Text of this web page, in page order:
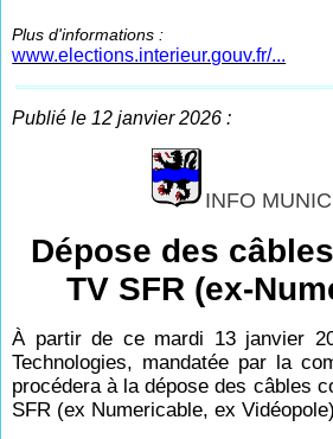
Plus d'informations :
www.elections.interieur.gouv.fr/...
Publié le 12 janvier 2026 :
INFO
Dépose des
TV SFR (ex-
À partir de ce mardi 13 janvier
Technologies, mandatée par la
procédera à la dépose des câbles
SFR (ex Numericable, ex